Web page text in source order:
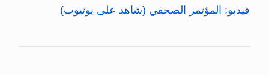
فيديو: المؤتمر الصحفي (شاهد على يوتيوب)